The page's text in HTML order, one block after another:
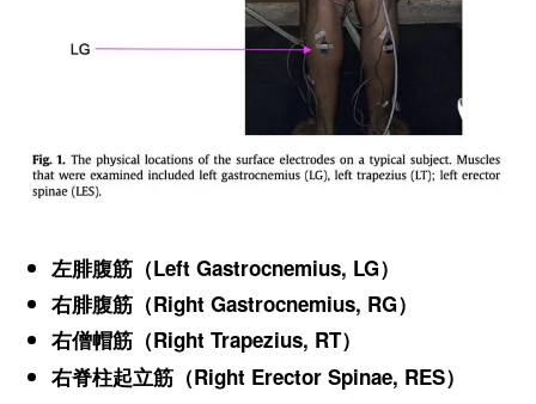
左腓腹筋（Left Gastrocnemius, LG）
右腓腹筋（Right Gastrocnemius, RG）
右僧帽筋（Right Trapezius, RT）
右脊柱起立筋（Right Erector Spinae, RES）